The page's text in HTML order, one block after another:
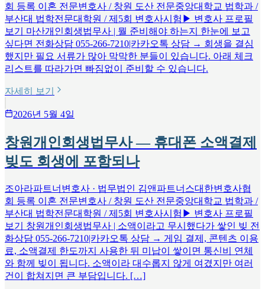
회 등록 이혼 전문변호사 / 창원 도산 전문중앙대학교 법학과 /
부산대 법학전문대학원 / 제5회 변호사시험▶ 변호사 프로필
보기 마산개인회생법무사 | 뭘 준비해야 하는지 한눈에 보고
싶다면 전화상담 055-266-7210|카카오톡 상담 → 회생을 결심
했지만 필요 서류가 많아 막막한 분들이 있습니다. 아래 체크
리스트를 따라가면 빠짐없이 준비할 수 있습니다.
자세히 보기
2026년 5월 4일
창원개인회생법무사 — 휴대폰 소액결제
빚도 회생에 포함되나
조아라파트너변호사 · 법무법인 김앤파트너스대한변호사협
회 등록 이혼 전문변호사 / 창원 도산 전문중앙대학교 법학과 /
부산대 법학전문대학원 / 제5회 변호사시험▶ 변호사 프로필
보기 창원개인회생법무사 | 소액이라고 무시했다가 쌓인 빚 전
화상담 055-266-7210|카카오톡 상담 → 게임 결제, 콘텐츠 이용
료, 소액결제 한도까지 사용한 뒤 미납이 쌓이면 통신비 연체
와 함께 빚이 됩니다. 소액이라 대수롭지 않게 여겼지만 여러
건이 합쳐지면 큰 부담입니다. […]